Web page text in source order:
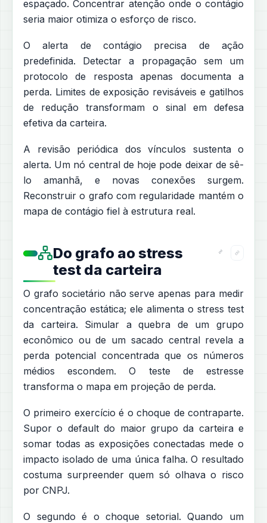
espaçado. Concentrar atenção onde o contágio
seria maior otimiza o esforço de risco.
O alerta de contágio precisa de ação
predefinida. Detectar a propagação sem um
protocolo de resposta apenas documenta a
perda. Limites de exposição revisáveis e gatilhos
de redução transformam o sinal em defesa
efetiva da carteira.
A revisão periódica dos vínculos sustenta o
alerta. Um nó central de hoje pode deixar de sê-
lo amanhã, e novas conexões surgem.
Reconstruir o grafo com regularidade mantém o
mapa de contágio fiel à estrutura real.
Do grafo ao stress
test da carteira
O grafo societário não serve apenas para medir
concentração estática; ele alimenta o stress test
da carteira. Simular a quebra de um grupo
econômico ou de um sacado central revela a
perda potencial concentrada que os números
médios escondem. O teste de estresse
transforma o mapa em projeção de perda.
O primeiro exercício é o choque de contraparte.
Supor o default do maior grupo da carteira e
somar todas as exposições conectadas mede o
impacto isolado de uma única falha. O resultado
costuma surpreender quem só olhava o risco
por CNPJ.
O segundo é o choque setorial. Quando um